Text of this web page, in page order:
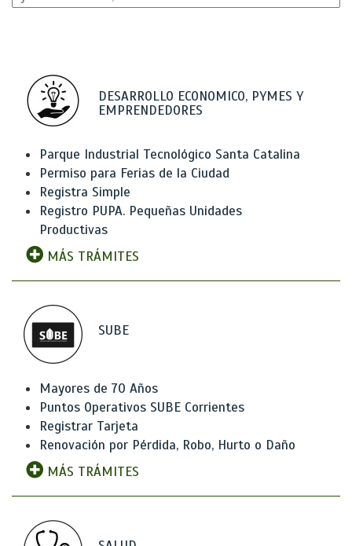
DESARROLLO ECONOMICO, PYMES Y
EMPRENDEDORES
Parque Industrial Tecnológico Santa Catalina
Permiso para Ferias de la Ciudad
Registra Simple
Registro PUPA. Pequeñas Unidades
Productivas
MÁS TRÁMITES
SUBE
Mayores de 70 Años
Puntos Operativos SUBE Corrientes
Registrar Tarjeta
Renovación por Pérdida, Robo, Hurto o Daño
MÁS TRÁMITES